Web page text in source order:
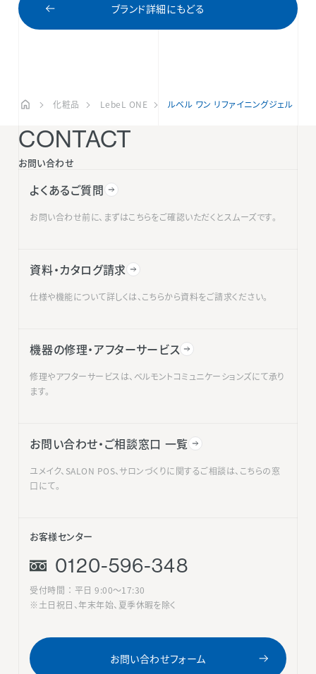
ブランド詳細にもどる
化粧品 LebeL ONE ルベル ワン リファイニングジェル
CONTACT
お問い合わせ
よくあるご質問
お問い合わせ前に、まずはこちらをご確認いただくとスムーズです。
資料・カタログ請求
仕様や機能について詳しくは、こちらから資料をご請求ください。
機器の修理・アフターサービス
修理やアフターサービスは、ベルモントコミュニケーションズにて承り
ます。
お問い合わせ・ご相談窓口 一覧
ユメイク、SALON POS、サロンづくりに関するご相談は、こちらの窓
口にて。
お客様センター
0120-596-348
受付時間 ： 平日 9:00〜17:30
※土日祝日、年末年始、夏季休暇を除く
お問い合わせフォーム